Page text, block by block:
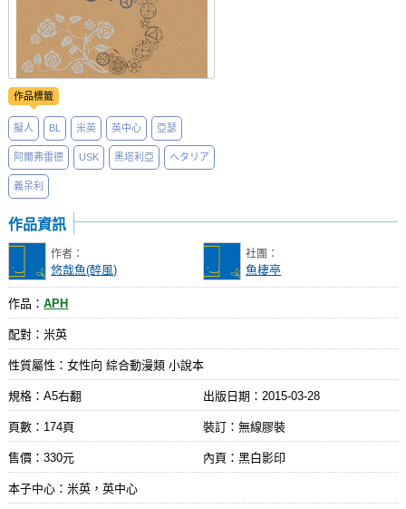
作品標籤
擬人 BL 米英 英中心 亞瑟
阿爾弗雷德 USK 黑塔利亞 ヘタリア
義呆利
作品資訊
作者：
悠哉魚(醉風)
社團：
魚棲亭
作品：APH
配對：米英
性質屬性：女性向 綜合動漫類 小說本
規格：A5右翻 出版日期： 2015-03-28
頁數：174頁 裝訂：無線膠裝
售價：330元 內頁：黑白影印
本子中心：米英，英中心